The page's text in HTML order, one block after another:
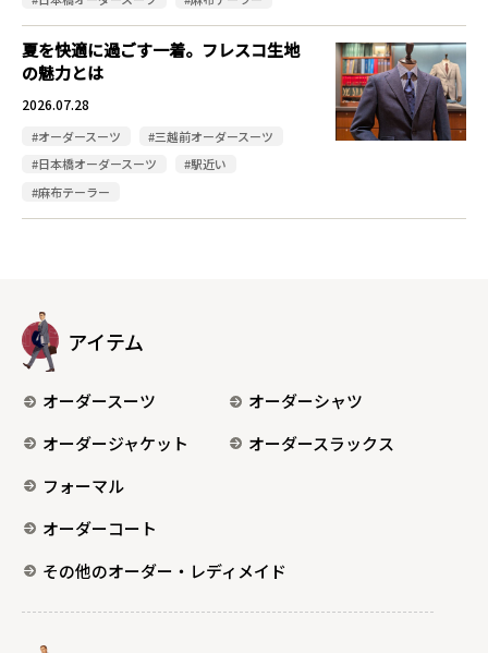
夏を快適に過ごす一着。フレスコ生地
の魅力とは
2026.07.28
#オーダースーツ
#三越前オーダースーツ
#日本橋オーダースーツ
#駅近い
#麻布テーラー
アイテム
オーダースーツ
オーダーシャツ
オーダージャケット
オーダースラックス
フォーマル
オーダーコート
その他のオーダー・レディメイド